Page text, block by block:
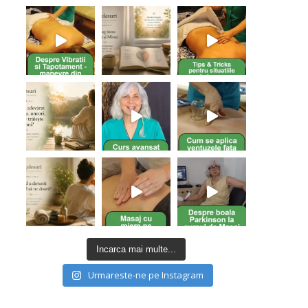
Nu ai niciun produs în coș.
Go To Shop
Incarca mai multe...
Urmareste-ne pe Instagram